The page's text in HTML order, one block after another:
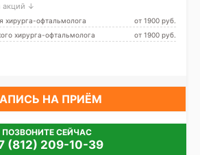
акций ↓
хирурга-офтальмолога
от 1900 pуб.
хирурга-офтальмолога
от 1900 pуб.
НА ПРИЁМ
ПОЗВОНИТЕ СЕЙЧАС
(812) 209-10-39